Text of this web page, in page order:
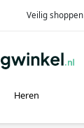
Veilig shoppen
Heren